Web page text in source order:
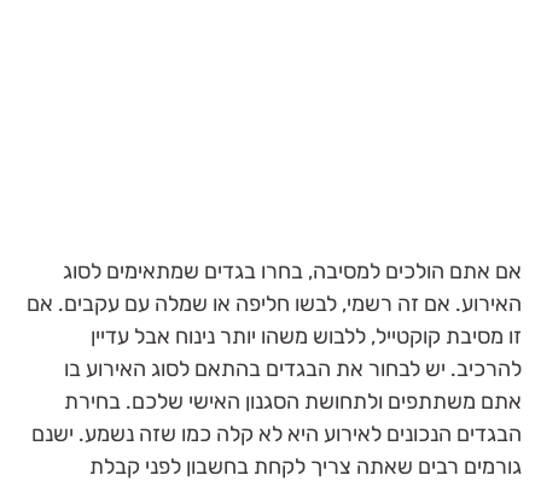
אם אתם הולכים למסיבה, בחרו בגדים שמתאימים לסוג
האירוע. אם זה רשמי, לבשו חליפה או שמלה עם עקבים. אם
זו מסיבת קוקטייל, ללבוש משהו יותר נינוח אבל עדיין
להרכיב. יש לבחור את הבגדים בהתאם לסוג האירוע בו
אתם משתתפים ולתחושת הסגנון האישי שלכם. בחירת
הבגדים הנכונים לאירוע היא לא קלה כמו שזה נשמע. ישנם
גורמים רבים שאתה צריך לקחת בחשבון לפני קבלת